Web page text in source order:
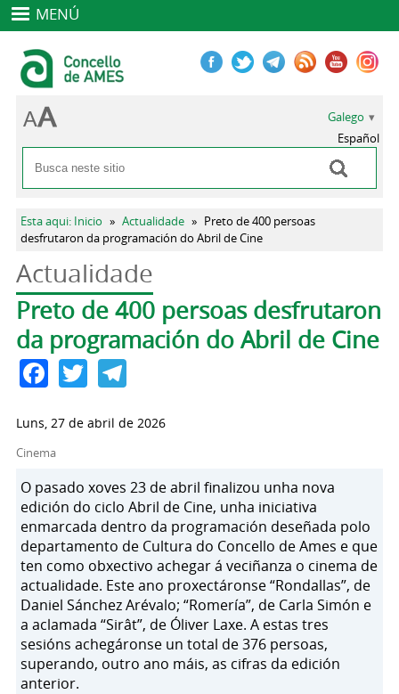
MENÚ
Formulario de busca
Buscar
Galego
Español
Vostede está aquí
Esta aqui: Inicio » Actualidade » Preto de 400 persoas
desfrutaron da programación do Abril de Cine
Actualidade
Pestanas principais
Preto de 400 persoas desfrutaron
da programación do Abril de Cine
Facebook
TwitterTelegram
Luns, 27 de abril de 2026
Cinema
O pasado xoves 23 de abril finalizou unha nova
edición do ciclo Abril de Cine, unha iniciativa
enmarcada dentro da programación deseñada polo
departamento de Cultura do Concello de Ames e que
ten como obxectivo achegar á veciñanza o cinema de
actualidade. Este ano proxectáronse “Rondallas”, de
Daniel Sánchez Arévalo; “Romería”, de Carla Simón e
a aclamada “Sirât”, de Óliver Laxe. A estas tres
sesións achegáronse un total de 376 persoas,
superando, outro ano máis, as cifras da edición
anterior.